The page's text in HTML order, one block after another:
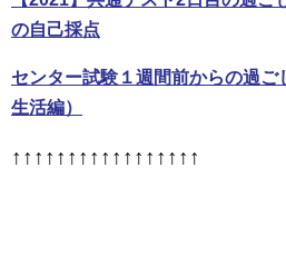
の自己採点
センター試験１週間前からの過ご
生活編）
↑↑↑↑↑↑↑↑↑↑↑↑↑↑↑↑↑